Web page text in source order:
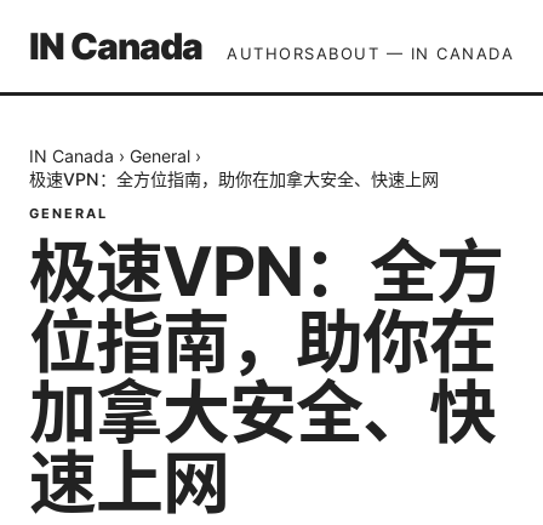
IN Canada AUTHORSABOUT — IN CANADA
IN Canada › General ›
极速VPN：全方位指南，助你在加拿大安全、快速上网
GENERAL
极速VPN：全方
位指南，助你在
加拿大安全、快
速上网